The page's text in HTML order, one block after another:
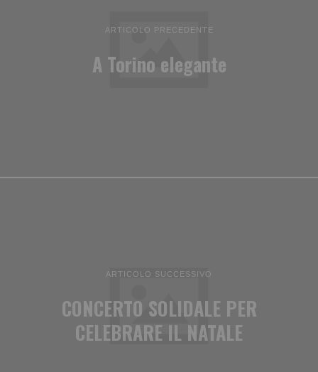
ARTICOLO PRECEDENTE
A Torino elegante
ARTICOLO SUCCESSIVO
CONCERTO SOLIDALE PER
CELEBRARE IL NATALE